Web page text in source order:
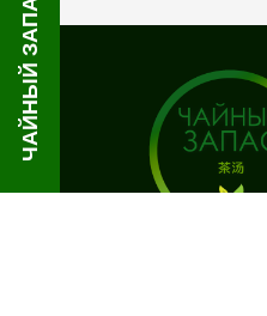
ЧАЙНЫЙ ЗАПАС